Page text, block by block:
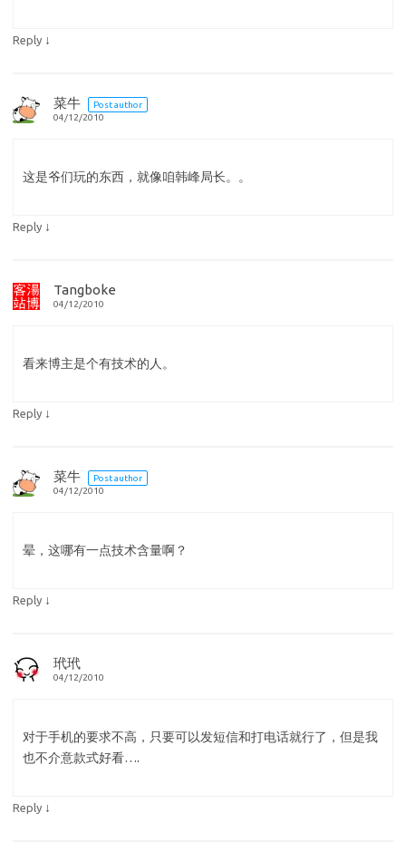
Reply ↓
菜牛
Post author
04/12/2010
这是爷们玩的东西，就像咱韩峰局长。。
Reply ↓
Tangboke
04/12/2010
看来博主是个有技术的人。
Reply ↓
菜牛
Post author
04/12/2010
晕，这哪有一点技术含量啊？
Reply ↓
玳玳
04/12/2010
对于手机的要求不高，只要可以发短信和打电话就行了，但是我
也不介意款式好看….
Reply ↓